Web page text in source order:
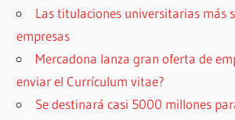
Las titulaciones universitarias más
empresas
Mercadona lanza gran oferta de
enviar el Currículum vitae?
Se destinará casi 5000 millones